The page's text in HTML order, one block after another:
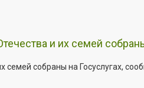
и их семей
собраны на Госуслугах,